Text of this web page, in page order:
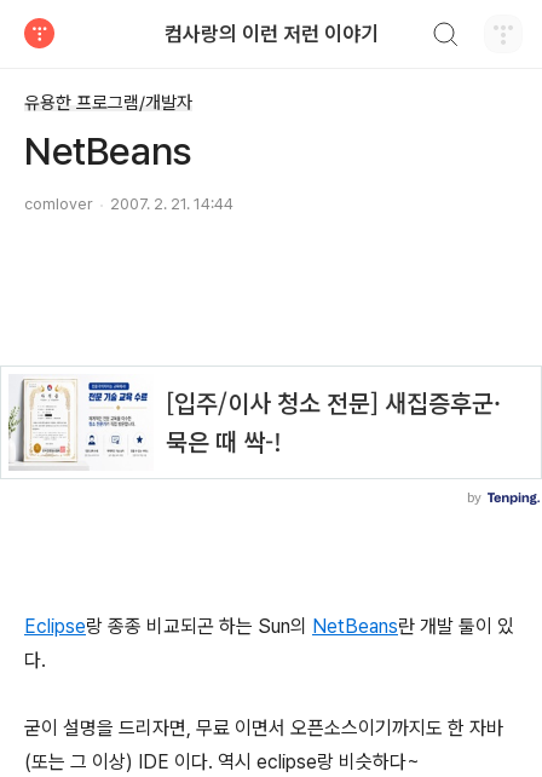
컴사랑의 이런 저런 이야기
유용한 프로그램/개발자
NetBeans
comlover 2007. 2. 21. 14:44
Eclipse랑 종종 비교되곤 하는 Sun의 NetBeans란 개발 툴이 있
다.
굳이 설명을 드리자면, 무료 이면서 오픈소스이기까지도 한 자바
(또는 그 이상) IDE 이다. 역시 eclipse랑 비슷하다~